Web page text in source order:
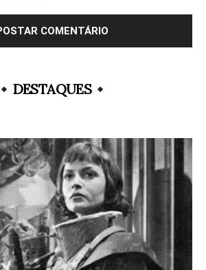
DESTAQUES